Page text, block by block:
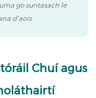
go suntasach le
d’aois
Chuí agus